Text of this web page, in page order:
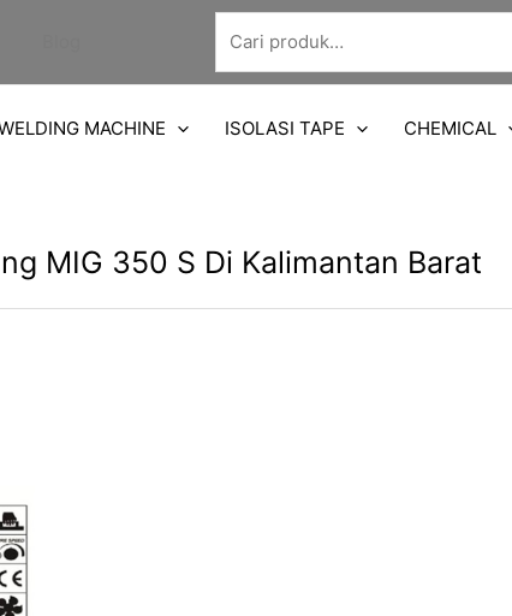
Pencarian
untuk:
MACHINE ISOLASI TAPE CHEMICAL
MIG 350 S Di Kalimantan Barat